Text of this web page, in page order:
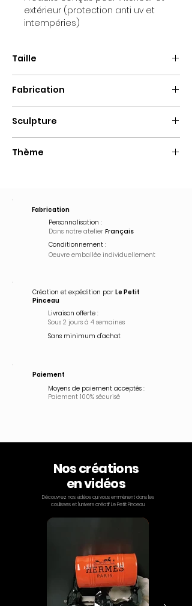
extérieur (protection anti uv et
intempéries)
Taille
Fabrication
Sculpture
Thème
Fabrication
Personnalisation :
Dans notre atelier Français
Conditionnement :
Oeuvre emballée individuellement
Création et expédition par Le Petit
Pinceau
Livraison offerte :
Sous 2 jours à 4 semaines
Sans minimum d'achat
Paiement
Moyens de paiement acceptés :
Paiement 100% sécurisé
Nos créations
en vidéos
Découvrez nos vidéos qui vous emmènent dans les
coulisses et l'univers créatif Le Petit Pinceau